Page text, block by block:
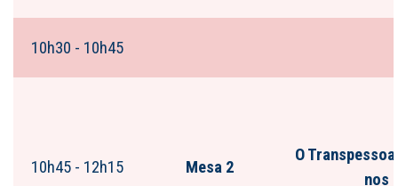
10h30 - 10h45
10h45 - 12h15 Mesa 2
O
nos